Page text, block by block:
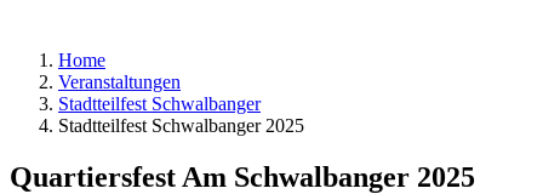
Home
Veranstaltungen
Stadtteilfest Schwalbanger
Stadtteilfest Schwalbanger 2025
Quartiersfest Am Schwalbanger 2025